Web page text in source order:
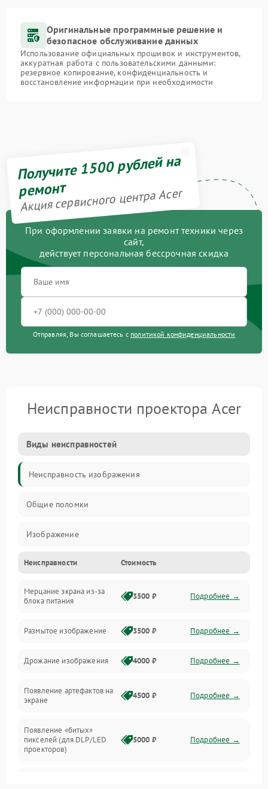
Оригинальные программные решение и
безопасное обслуживание данных
Использование официальных прошивок и инструментов,
аккуратная работа с пользовательскими данными:
резервное копирование, конфиденциальность и
восстановление информации при необходимости
Получите 1500 рублей на
ремонт
Акция сервисного центра Acer
При оформлении заявки на ремонт техники через
сайт,
действует персональная бессрочная скидка
Отправляя, Вы соглашаетесь с политикой конфиденциальности
Неисправности проектора Acer
Виды неисправностей
Неисправность изображения
Общие поломки
Изображение
Лампа подсветки
Неисправность управления и интерфейсов
Неисправности Стоимость
Мерцание экрана из-за
блока питания
3500 ₽ Подробнее →
Размытое изображение 3500 ₽ Подробнее →
Дрожание изображения 4000 ₽ Подробнее →
Появление артефактов на
экране
4500 ₽ Подробнее →
Появление «битых»
пикселей (для DLP/LED
проекторов)
5000 ₽ Подробнее →